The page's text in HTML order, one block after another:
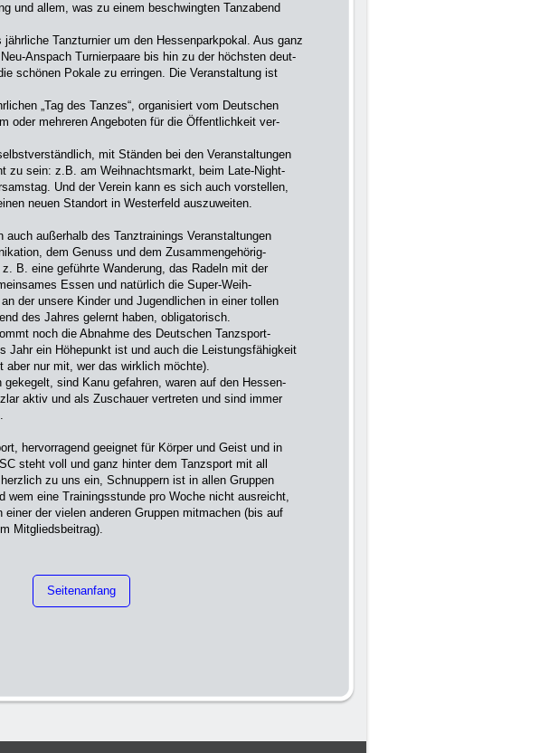
und allem, was zu einem beschwingten Tanzabend
Tanzturnier um den Hessen­parkpokal. Aus ganz
Anspach Tur­nierpaare bis hin zu der höchsten deut­
schönen Pokale zu erringen. Die Veranstaltung ist
„Tag des Tanzes“, organisiert vom Deutschen
oder mehreren Angeboten für die Öffentlichkeit ver­
mit Ständen bei den Veranstaltungen
zu sein: z.B. am Weih­nachtsmarkt, beim Late-Night-
Und der Verein kann es sich auch vorstellen,
neuen Standort in Westerfeld auszuweiten.
auch außerhalb des Tanztrainings Veranstal­tungen
dem Genuss und dem Zusammengehörig-
B. eine ge­führte Wanderung, das Radeln mit der
Essen und natürlich die Super-Weih­
der unsere Kinder und Jugendlichen in einer tollen
des Jahres gelernt haben, obligatorisch.
noch die Abnahme des Deutschen Tanzsport­
Jahr ein Höhepunkt ist und auch die Leistungsfä­higkeit
aber nur mit, wer das wirklich möchte).
gekegelt, sind Kanu gefahren, waren auf den Hessen­
aktiv und als Zuschauer vertreten und sind immer
hervorragend geeignet für Körper und Geist und in
steht voll und ganz hinter dem Tanzsport mit all
zu uns ein, Schnuppern ist in allen Gruppen
wem eine Trainingsstunde pro Woche nicht ausreicht,
einer der vielen anderen Gruppen mitmachen (bis auf
Mitgliedsbeitrag).
Seitenanfang